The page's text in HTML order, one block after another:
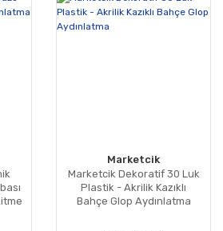
Marketcik
Marketcik Dekoratif 30 Luk
Plastik - Akrilik Kazıklı
Bahçe Glop Aydınlatma